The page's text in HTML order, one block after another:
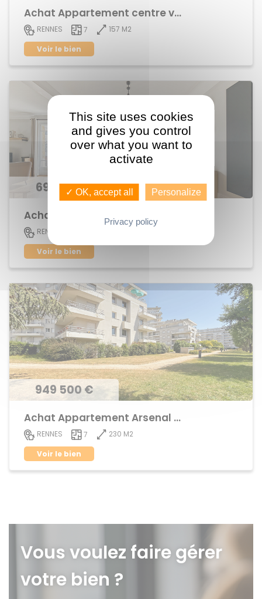
Achat Appartement centre ville
RENNES 7
157 M2
Voir le bien
696 300 €
RENNES
Voir le bien
949 500 €
Achat Appartement Arsenal - Redon
RENNES 7
230 M2
Voir le bien
Vous voulez faire gérer
votre bien ?
This site uses cookies
and gives you control
over what you want to
activate
✓ OK, accept all Personalize
Privacy policy